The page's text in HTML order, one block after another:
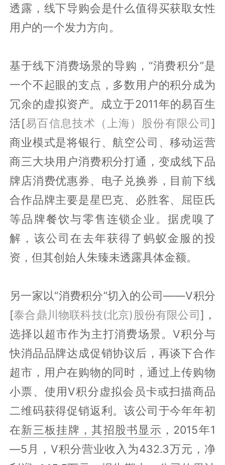
透露，线下导购会是什么值得买获取女性
用户的一个发力方向。
基于线下消费场景的导购，“消费积分”是
一个不起眼的支点，多数用户的积分成为
冗余的虚拟资产。成立于2011年的易百生
活[易百信息技术（上海）股份有限公司]
商业模式是将银行、航空公司、移动运营
商三大块用户消费积分打通，变成线下品
牌店消费优惠券、电子兑换券，目前下线
合作品牌主要是星巴克、必胜客、屈臣氏
等品牌餐饮与零售连锁企业。据虎嗅了
解，该公司在去年获得了蚂蚁金服的投
资，但其创始人朱臻未透露具体金额。
另一家以“消费积分”切入的公司——V积分
[泰合鼎川物联科技(北京)股份有限公司]，
选择以超市作为主打消费场景。V积分与
快消品品牌达成促销协议后，再谈下合作
超市，用户在购物的同时，通过上传购物
小票、使用V积分虚拟会员卡或扫描商品
二维码获得促销返利。该公司于今年年初
在新三板挂牌，其招股书显示 ，2015年1
—5月，V积分营业收入为432.3万元，净